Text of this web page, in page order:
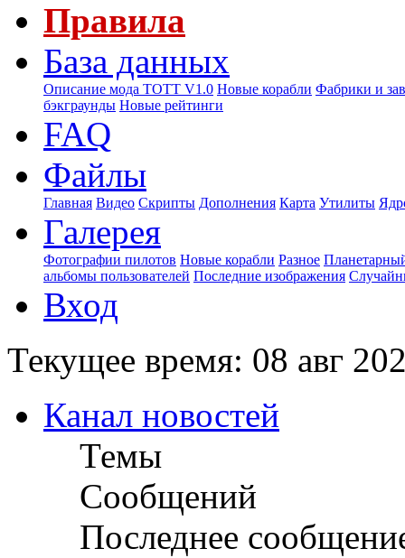
Правила
База данных
Описание мода ТОТТ V1.0 Новые корабли Фабрики и
бэкграунды Новые рейтинги
FAQ
Файлы
Главная Видео Скрипты Дополнения Карта Утилиты
Галерея
Фотографии пилотов Новые корабли Разное
альбомы пользователей Последние изображения
Вход
Текущее время: 08 авг
Канал новостей
Темы
Сообщений
Последнее